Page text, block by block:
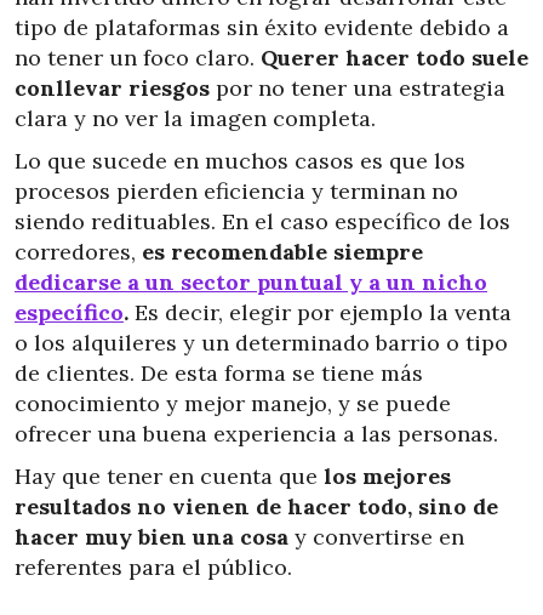
tipo de plataformas sin éxito evidente debido a
no tener un foco claro. Querer hacer todo suele
conllevar riesgos por no tener una estrategia
clara y no ver la imagen completa.
Lo que sucede en muchos casos es que los
procesos pierden eficiencia y terminan no
siendo redituables. En el caso específico de los
corredores, es recomendable siempre
dedicarse a un sector puntual y a un nicho
específico. Es decir, elegir por ejemplo la venta
o los alquileres y un determinado barrio o tipo
de clientes. De esta forma se tiene más
conocimiento y mejor manejo, y se puede
ofrecer una buena experiencia a las personas.
Hay que tener en cuenta que los mejores
resultados no vienen de hacer todo, sino de
hacer muy bien una cosa y convertirse en
referentes para el público.